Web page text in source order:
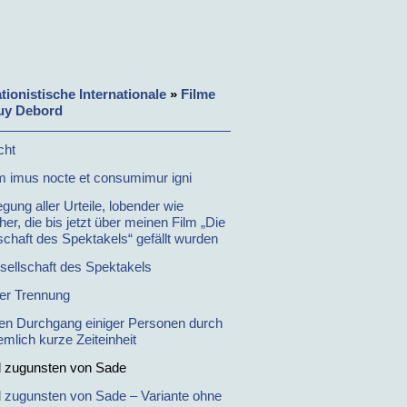
Internationale » Filme
Debord
imus nocte et consumimur igni
aller Urteile, lobender wie
die bis jetzt über meinen Film „Die
des Spektakels“ gefällt wurden
des Spektakels
Trennung
Durchgang einiger Personen durch
kurze Zeiteinheit
zugunsten von Sade
zugunsten von Sade – Variante ohne